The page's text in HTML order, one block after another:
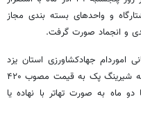
و واحدهای بسته بندی مجاز
و انجماد صورت گرفت.
اموردام جهادکشاورزی استان یزد
اقدام به خرید گوشت گوساله بصورت پنج تکه شیرینگ پک به قیمت مصوب ۴۲۰
ماه به صورت تهاتر با نهاده یا